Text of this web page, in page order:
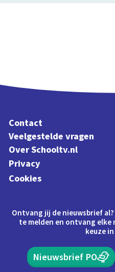
Contact
Veelgestelde vragen
Over Schooltv.nl
Privacy
Cookies
Ontvang jij de nieuwsbrief
te melden en ontvang elke
keuze
Nieuwsbrief PO